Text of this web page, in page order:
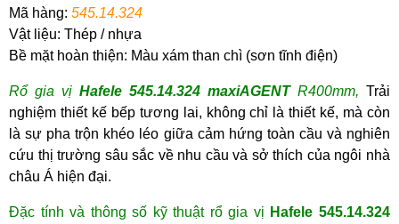
Mã hàng: 545.14.324
Vật liệu: Thép / nhựa
Bề mặt hoàn thiện: Màu xám than chì (sơn tĩnh điện)
Rổ gia vị Hafele 545.14.324 maxiAGENTR400mm, Trải
nghiệm thiết kế bếp tương lai, không chỉ là thiết kế, mà còn
là sự pha trộn khéo léo giữa cảm hứng toàn cầu và nghiên
cứu thị trường sâu sắc về nhu cầu và sở thích của ngôi nhà
châu Á hiện đại.
Đặc tính và thông số kỹ thuật rổ gia vị Hafele 545.14.324